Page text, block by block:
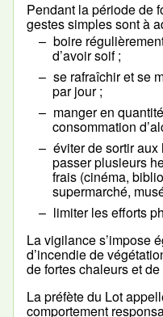
Pendant la période de
gestes simples sont à
boire
d’avoir soif ;
se rafraîchir et se
par jour ;
manger en
consommation
éviter de sortir
passer plusieurs
frais (cinéma,
supermarché,
limiter les efforts
La vigilance s’impose
d’incendie de
de fortes chaleurs et
La préfète du Lot
comportement